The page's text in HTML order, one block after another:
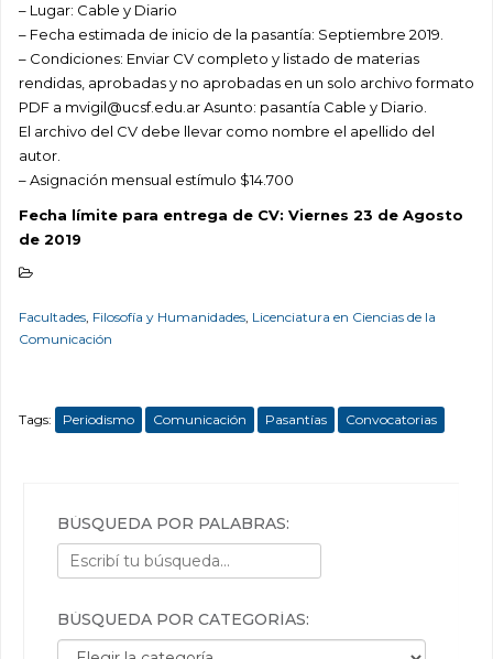
– Lugar: Cable y Diario
– Fecha estimada de inicio de la pasantía: Septiembre 2019.
– Condiciones: Enviar CV completo y listado de materias
rendidas, aprobadas y no aprobadas en un solo archivo formato
PDF a mvigil@ucsf.edu.ar Asunto: pasantía Cable y Diario.
El archivo del CV debe llevar como nombre el apellido del
autor.
– Asignación mensual estímulo $14.700
Fecha límite para entrega de CV: Viernes 23 de Agosto
de 2019
Facultades, Filosofía y Humanidades, Licenciatura en Ciencias de la
Comunicación
Tags: Periodismo Comunicación Pasantías Convocatorias
BÚSQUEDA POR PALABRAS:
BÚSQUEDA POR CATEGORÍAS:
Búsqueda por categorías: